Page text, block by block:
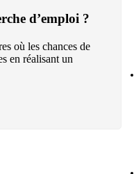
d’emploi ?
où les chances de
en réalisant un